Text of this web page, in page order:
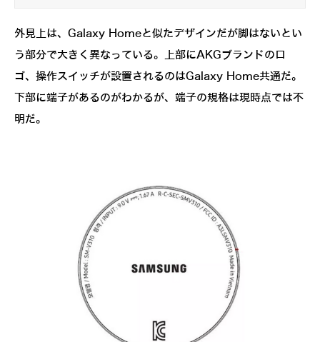
外見上は、Galaxy Homeと似たデザインだが脚はないとい
う部分で大きく異なっている。上部にAKGブランドのロ
ゴ、操作スイッチが設置されるのはGalaxy Home共通だ。
下部に端子があるのがわかるが、端子の規格は現時点では不
明だ。